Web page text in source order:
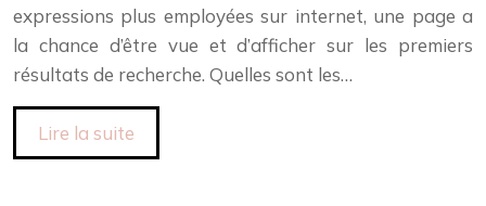
expressions plus employées sur internet, une page a
la chance d’être vue et d’afficher sur les premiers
résultats de recherche. Quelles sont les…
Lire la suite